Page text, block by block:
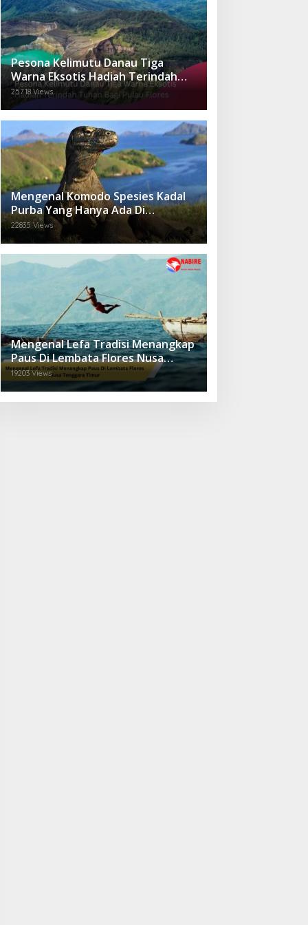
Pesona Kelimutu Danau Tiga
Warna Eksotis Hadiah Terindah
Tuhan Bagi Pulau Flores
25718 Views
Mengenal Komodo Spesies Kadal
Purba Yang Hanya Ada Di
Indonesia.
22835 Views
Mengenal Lefa Tradisi Menangkap
Paus Di Lembata Flores Nusa
Tenggara Timur
19203 Views